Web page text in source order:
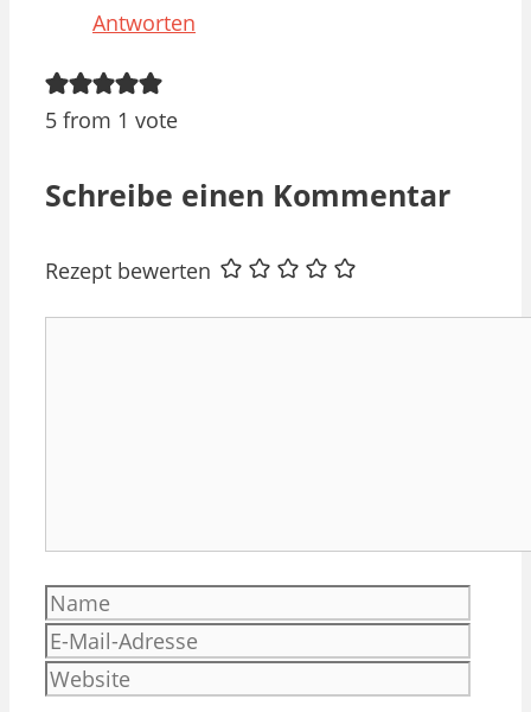
Antworten
5 from 1 vote
Schreibe einen Kommentar
Rezept bewerten
Name